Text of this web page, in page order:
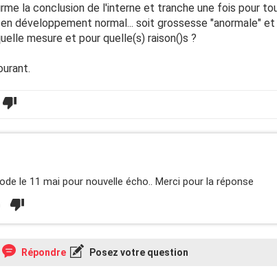
la conclusion de l'interne et tranche une fois pour
développement normal... soit grossesse "anormale" et
mesure et pour quelle(s) raison()s ?
le 11 mai pour nouvelle écho.. Merci pour la réponse
Répondre Posez votre question